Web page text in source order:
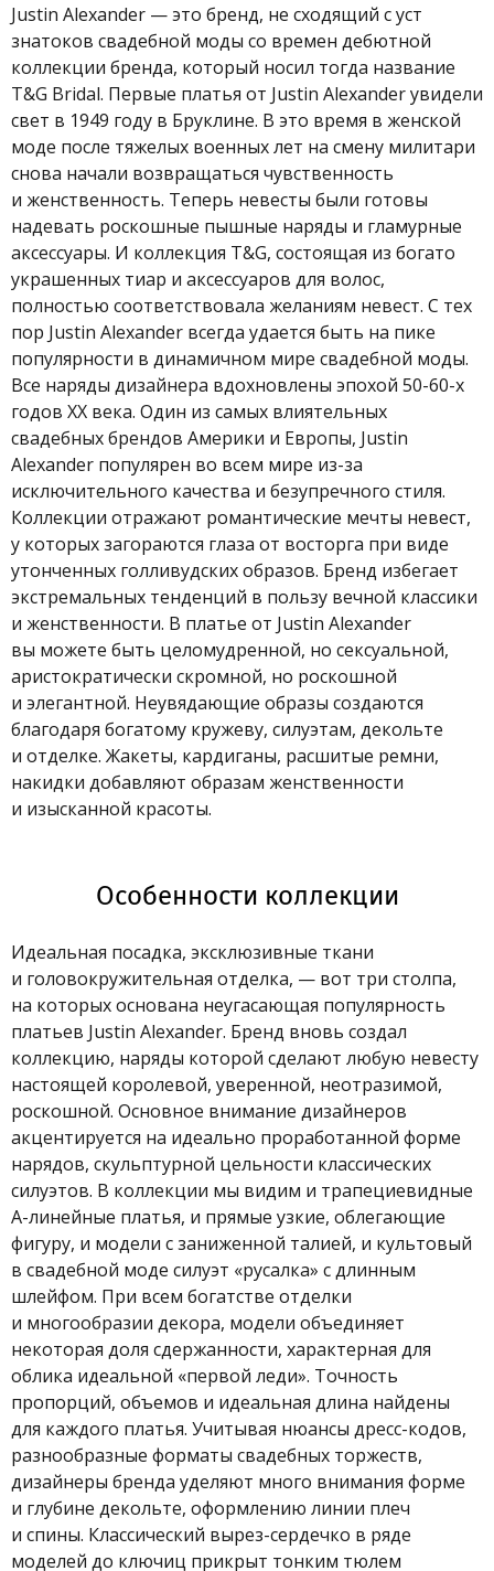
Justin Alexander — это бренд, не сходящий с уст
знатоков свадебной моды со времен дебютной
коллекции бренда, который носил тогда название
T&G Bridal. Первые платья от Justin Alexander увидели
свет в 1949 году в Бруклине. В это время в женской
моде после тяжелых военных лет на смену милитари
снова начали возвращаться чувственность
и женственность. Теперь невесты были готовы
надевать роскошные пышные наряды и гламурные
аксессуары. И коллекция T&G, состоящая из богато
украшенных тиар и аксессуаров для волос,
полностью соответствовала желаниям невест. С тех
пор Justin Alexander всегда удается быть на пике
популярности в динамичном мире свадебной моды.
Все наряды дизайнера вдохновлены эпохой 50-60-х
годов XX века. Один из самых влиятельных
свадебных брендов Америки и Европы, Justin
Alexander популярен во всем мире из-за
исключительного качества и безупречного стиля.
Коллекции отражают романтические мечты невест,
у которых загораются глаза от восторга при виде
утонченных голливудских образов. Бренд избегает
экстремальных тенденций в пользу вечной классики
и женственности. В платье от Justin Alexander
вы можете быть целомудренной, но сексуальной,
аристократически скромной, но роскошной
и элегантной. Неувядающие образы создаются
благодаря богатому кружеву, силуэтам, декольте
и отделке. Жакеты, кардиганы, расшитые ремни,
накидки добавляют образам женственности
и изысканной красоты.
Особенности коллекции
Идеальная посадка, эксклюзивные ткани
и головокружительная отделка, — вот три столпа,
на которых основана неугасающая популярность
платьев Justin Alexander. Бренд вновь создал
коллекцию, наряды которой сделают любую невесту
настоящей королевой, уверенной, неотразимой,
роскошной. Основное внимание дизайнеров
акцентируется на идеально проработанной форме
нарядов, скульптурной цельности классических
силуэтов. В коллекции мы видим и трапециевидные
А-линейные платья, и прямые узкие, облегающие
фигуру, и модели с заниженной талией, и культовый
в свадебной моде силуэт «русалка» с длинным
шлейфом. При всем богатстве отделки
и многообразии декора, модели объединяет
некоторая доля сдержанности, характерная для
облика идеальной «первой леди». Точность
пропорций, объемов и идеальная длина найдены
для каждого платья. Учитывая нюансы дресс-кодов,
разнообразные форматы свадебных торжеств,
дизайнеры бренда уделяют много внимания форме
и глубине декольте, оформлению линии плеч
и спины. Классический вырез-сердечко в ряде
моделей до ключиц прикрыт тонким тюлем